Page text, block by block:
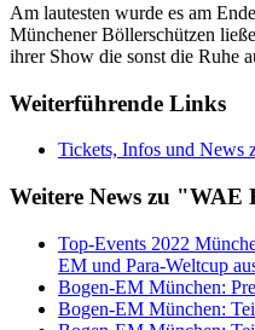
Am lautesten wurde es am
Münchener Böllerschützen
ihrer Show die sonst die Ruhe
Weiterführende Links
Tickets, Infos und News
Weitere News zu "WAE
Top-Events 2022
EM und Para-Weltcup
Bogen-EM München:
Bogen-EM München: